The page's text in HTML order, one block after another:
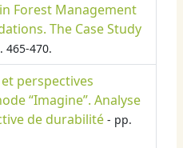
Forest Management
The Case Study
465-470.
perspectives
“Imagine”. Analyse
de durabilité - pp.